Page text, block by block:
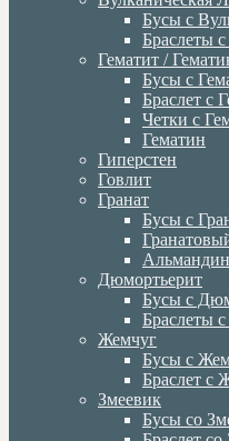
Бусы с
Браслеты
Гематит /
Бусы с
Браслет с
Четки с
Гематин
Гиперстен
Говлит
Гранат
Бусы с
Альмандин
Дюмортьерит
Бусы с
Браслеты
Жемчуг
Бусы с
Браслет с
Змеевик
Бусы со